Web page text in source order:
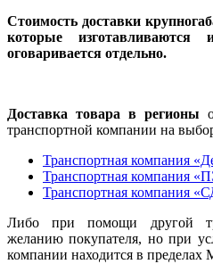
Стоимость доставки
которые изготавливаются
оговаривается отдельно.
Доставка товара в регионы
транспортной компании на
Транспортная компания
Транспортная компания
Транспортная компания
Либо при помощи другой
желанию покупателя, но при
компании находится в